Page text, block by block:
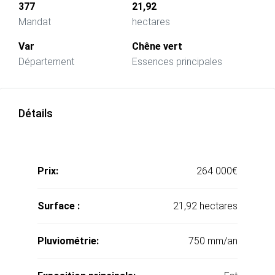
377
Mandat
21,92
hectares
Var
Département
Chêne vert
Essences principales
Détails
Prix: 264 000€
Surface : 21,92 hectares
Pluviométrie: 750 mm/an